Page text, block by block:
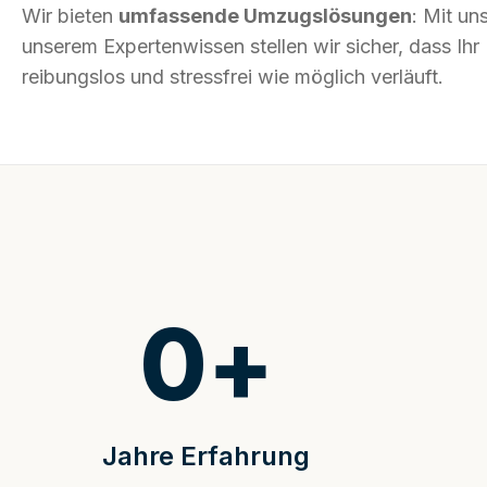
Wir bieten umfassende Umzugslösungen: Mit
unserem Expertenwissen stellen wir sicher, dass
reibungslos und stressfrei wie möglich verläuft.
Jahre Erfahrung
0+